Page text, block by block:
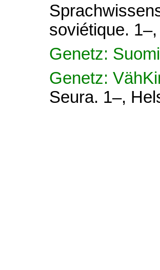
soviétique.
Genetz:
Genetz:
Seura. 1–,